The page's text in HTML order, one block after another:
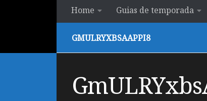
Home Guias de temporada
GMULRYXBSAAPPI8